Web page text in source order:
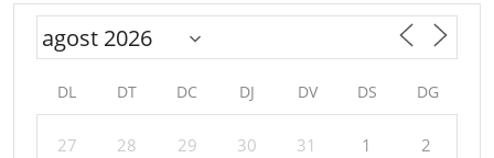
DL DT DC DJ DV DS DG
27 28 29 30 31 1 2